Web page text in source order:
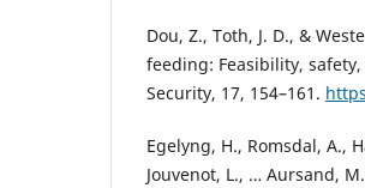
Dou, Z., Toth, J. D., &
feeding: Feasibility,
Security, 17, 154–161.
Egelyng, H., Romsdal, A.,
Jouvenot, L., … Aursand,